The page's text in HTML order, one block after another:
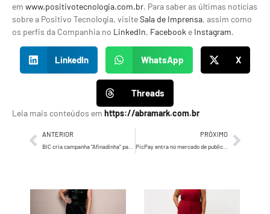
em www.positivotecnologia.com.br. Para saber as últimas notícias
sobre a Positivo Tecnologia, visiteSala de Imprensa, assim como
os perfis da Companhia no LinkedIn, Facebook e Instagram.
LinkedIn WhatsApp X
Threads
Leia mais conteúdos em https://abramark.com.br
ANTERIOR
BIC cria campanha “Afinadinha” para atingir público das regiões Norte e Nordeste
PRÓXIMO
PicPay entra no mercado de publicidade e inaugura mídia no setor financeiro na América Latina